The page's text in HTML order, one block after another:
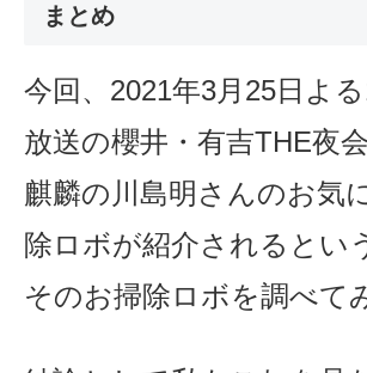
まとめ
今回、2021年3月25日よ
放送の櫻井・有吉THE夜
麒麟の川島明さんのお気
除ロボが紹介されるとい
そのお掃除ロボを調べて